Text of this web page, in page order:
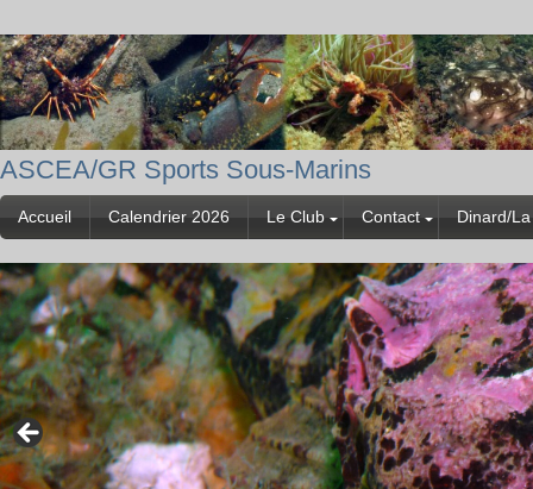
ASCEA/GR Sports Sous-Marins
Accueil Calendrier 2026 Le Club Contact Dinard/